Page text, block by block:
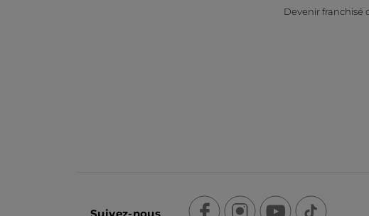
Devenir franchisé
Suivez-nous